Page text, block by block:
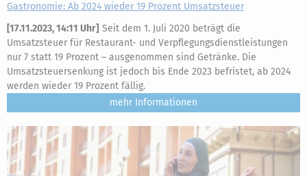
Gastronomie: Ab 2024 wieder 19 Prozent Umsatzsteuer
[17.11.2023, 14:11 Uhr] Seit dem 1. Juli 2020 beträgt die
Umsatzsteuer für Restaurant- und Verpflegungsdienstleistungen
nur 7 statt 19 Prozent – ausgenommen sind Getränke. Die
Umsatzsteuersenkung ist jedoch bis Ende 2023 befristet, ab 2024
werden wieder 19 Prozent fällig.
mehr